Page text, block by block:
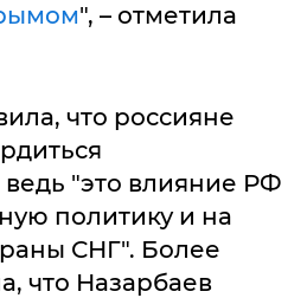
", – отметила
что россияне
"это влияние РФ
политику и на
СНГ". Более
что Назарбаев